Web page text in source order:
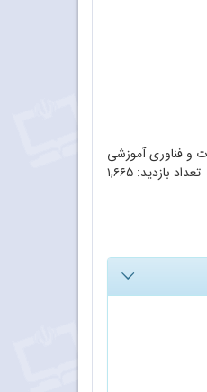
و فناوری آموزشی
تعداد بازدید: ۱,۶۶۵